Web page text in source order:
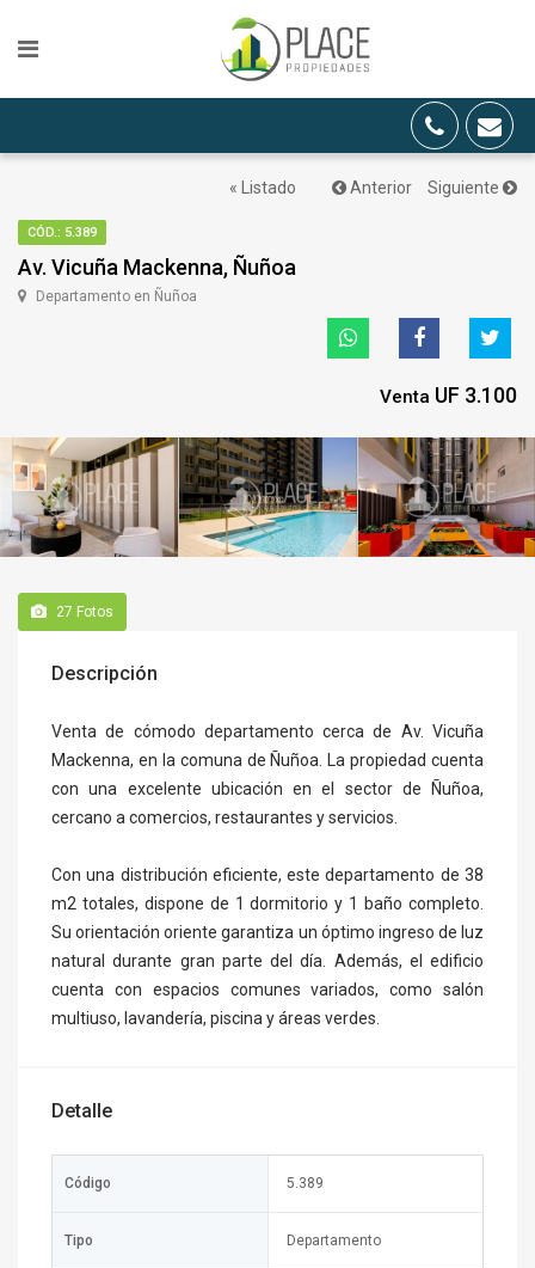
« Listado Anterior Siguiente
CÓD.: 5.389
Av. Vicuña Mackenna, Ñuñoa
Departamento en Ñuñoa
Venta UF 3.100
27 Fotos
Descripción
Venta de cómodo departamento cerca de Av. Vicuña
Mackenna, en la comuna de Ñuñoa. La propiedad cuenta
con una excelente ubicación en el sector de Ñuñoa,
cercano a comercios, restaurantes y servicios.
Con una distribución eficiente, este departamento de 38
m2 totales, dispone de 1 dormitorio y 1 baño completo.
Su orientación oriente garantiza un óptimo ingreso de luz
natural durante gran parte del día. Además, el edificio
cuenta con espacios comunes variados, como salón
multiuso, lavandería, piscina y áreas verdes.
Detalle
Código 5.389
Tipo Departamento